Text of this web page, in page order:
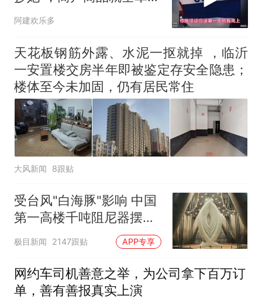
没了
阿建欢乐多
天花板钢筋外露、水泥一抠就掉 ，临沂
一安置楼交房半年即被鉴定存安全隐患；
楼体至今未加固，仍有居民常住
大风新闻 8跟贴
受台风"白海豚"影响 中国
第一高楼千吨阻尼器摆动
明显
极目新闻 2147跟贴 APP专享
网约车司机善意之举，为公司拿下百万订
单，善有善报真实上演